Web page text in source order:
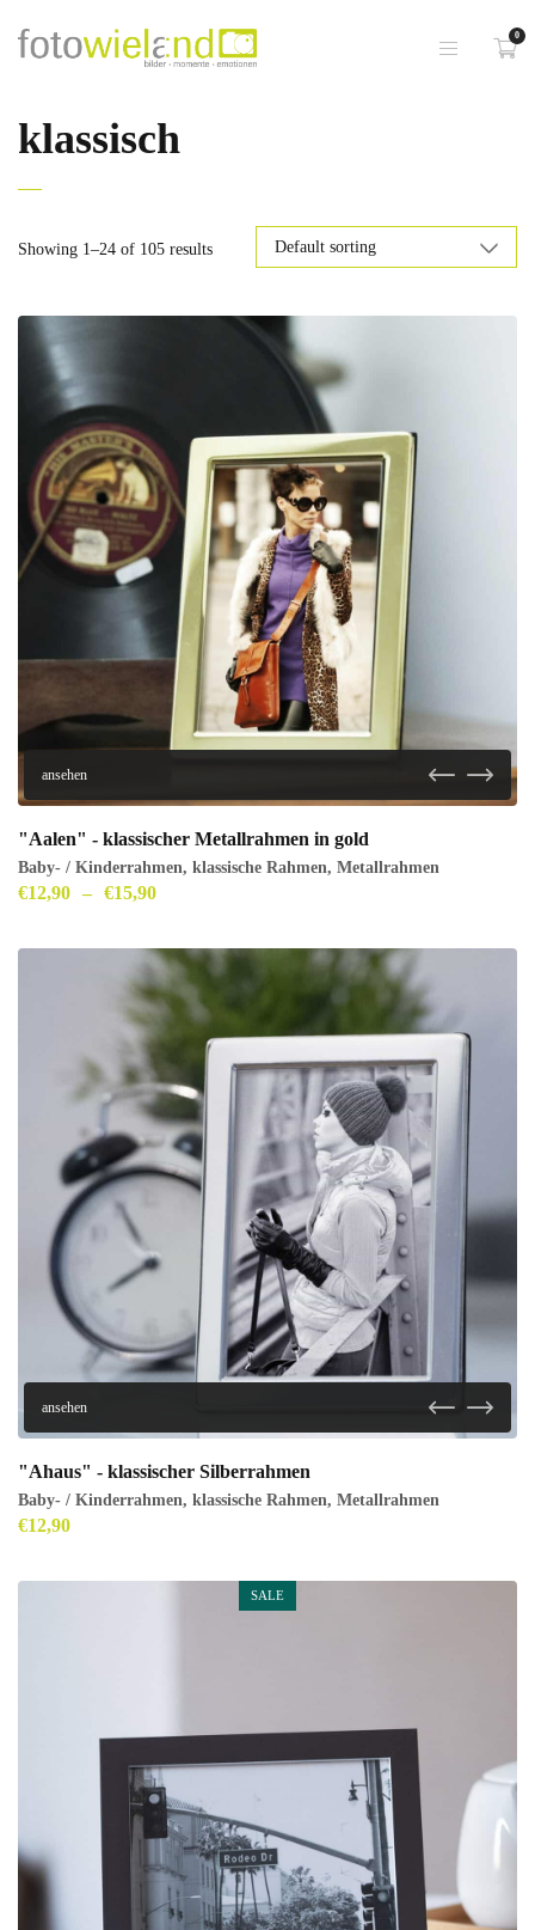
0
klassisch
Showing 1–24 of 105 results
ansehen
"Aalen" - klassischer Metallrahmen in gold
Baby- / Kinderrahmen, klassische Rahmen, Metallrahmen
€12,90 – €15,90
ansehen
"Ahaus" - klassischer Silberrahmen
Baby- / Kinderrahmen, klassische Rahmen, Metallrahmen
€12,90
SALE